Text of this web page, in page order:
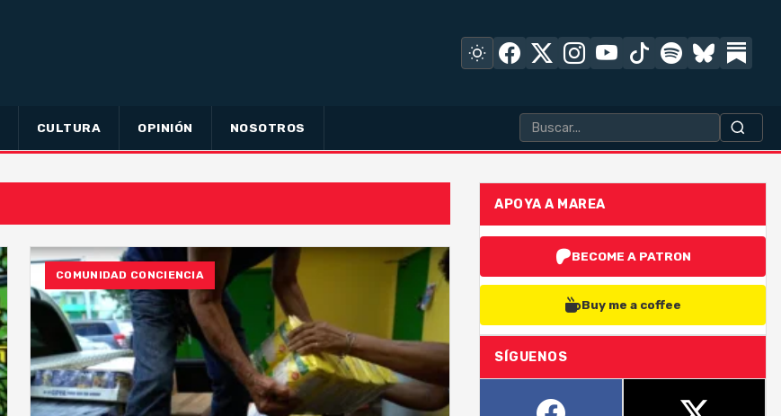
CULTURA OPINIÓN NOSOTROS
COMUNIDAD CONCIENCIA
APOYA A MAREA
BECOME A PATRON
Buy me a coffee
SÍGUENOS